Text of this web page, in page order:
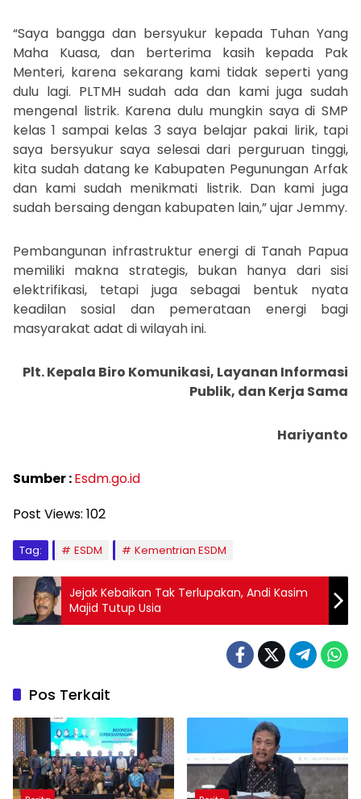
“Saya bangga dan bersyukur kepada Tuhan Yang
Maha Kuasa, dan berterima kasih kepada Pak
Menteri, karena sekarang kami tidak seperti yang
dulu lagi. PLTMH sudah ada dan kami juga sudah
mengenal listrik. Karena dulu mungkin saya di SMP
kelas 1 sampai kelas 3 saya belajar pakai lirik, tapi
saya bersyukur saya selesai dari perguruan tinggi,
kita sudah datang ke Kabupaten Pegunungan Arfak
dan kami sudah menikmati listrik. Dan kami juga
sudah bersaing dengan kabupaten lain,” ujar Jemmy.
Pembangunan infrastruktur energi di Tanah Papua
memiliki makna strategis, bukan hanya dari sisi
elektrifikasi, tetapi juga sebagai bentuk nyata
keadilan sosial dan pemerataan energi bagi
masyarakat adat di wilayah ini.
Plt. Kepala Biro Komunikasi, Layanan Informasi
Publik, dan Kerja Sama
Hariyanto
Sumber :Esdm.go.id
Post Views: 102
Tag: ESDM Kementrian ESDM
Jejak Kebaikan Tak Terlupakan, Andi Kasim
Majid Tutup Usia
Pos Terkait